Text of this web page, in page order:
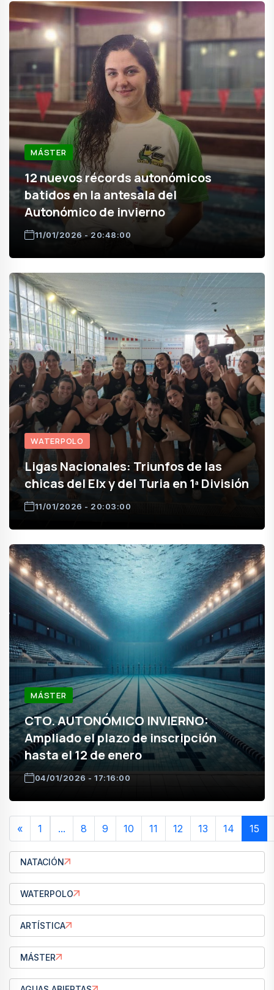
MÁSTER
12 nuevos récords autonómicos
batidos en la antesala del
Autonómico de invierno
11/01/2026 - 20:48:00
WATERPOLO
Ligas Nacionales: Triunfos de las
chicas del Elx y del Turia en 1ª División
11/01/2026 - 20:03:00
MÁSTER
CTO. AUTONÓMICO INVIERNO:
Ampliado el plazo de inscripción
hasta el 12 de enero
04/01/2026 - 17:16:00
« 1 ... 8 9 10 11 12 13 14 15
NATACIÓN
WATERPOLO
ARTÍSTICA
MÁSTER